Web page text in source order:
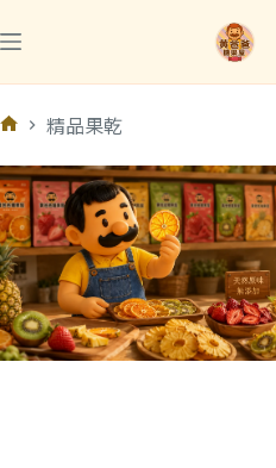
至
主
要
容
頁
精品果乾